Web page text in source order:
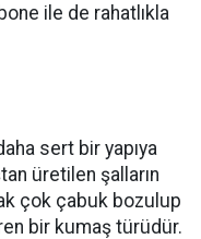
ile de rahatlıkla
sert bir yapıya
üretilen şalların
çok çabuk bozulup
bir kumaş türüdür.